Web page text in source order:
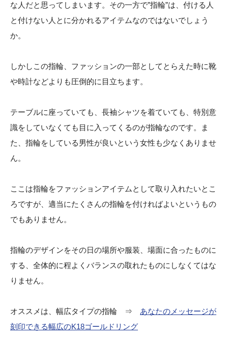
な人だと思ってしまいます。その一方で”指輪”は、付ける人
と付けない人とに分かれるアイテムなのではないでしょう
か。
しかしこの指輪、ファッションの一部としてとらえた時に靴
や時計などよりも圧倒的に目立ちます。
テーブルに座っていても、長袖シャツを着ていても、特別意
識をしていなくても目に入ってくるのが指輪なのです。ま
た、指輪をしている男性が良いという女性も少なくありませ
ん。
ここは指輪をファッションアイテムとして取り入れたいとこ
ろですが、適当にたくさんの指輪を付ければよいというもの
でもありません。
指輪のデザインをその日の場所や服装、場面に合ったものに
する、全体的に程よくバランスの取れたものにしなくてはな
りません。
オススメは、幅広タイプの指輪 ⇒ あなたのメッセージが
刻印できる幅広のK18ゴールドリング